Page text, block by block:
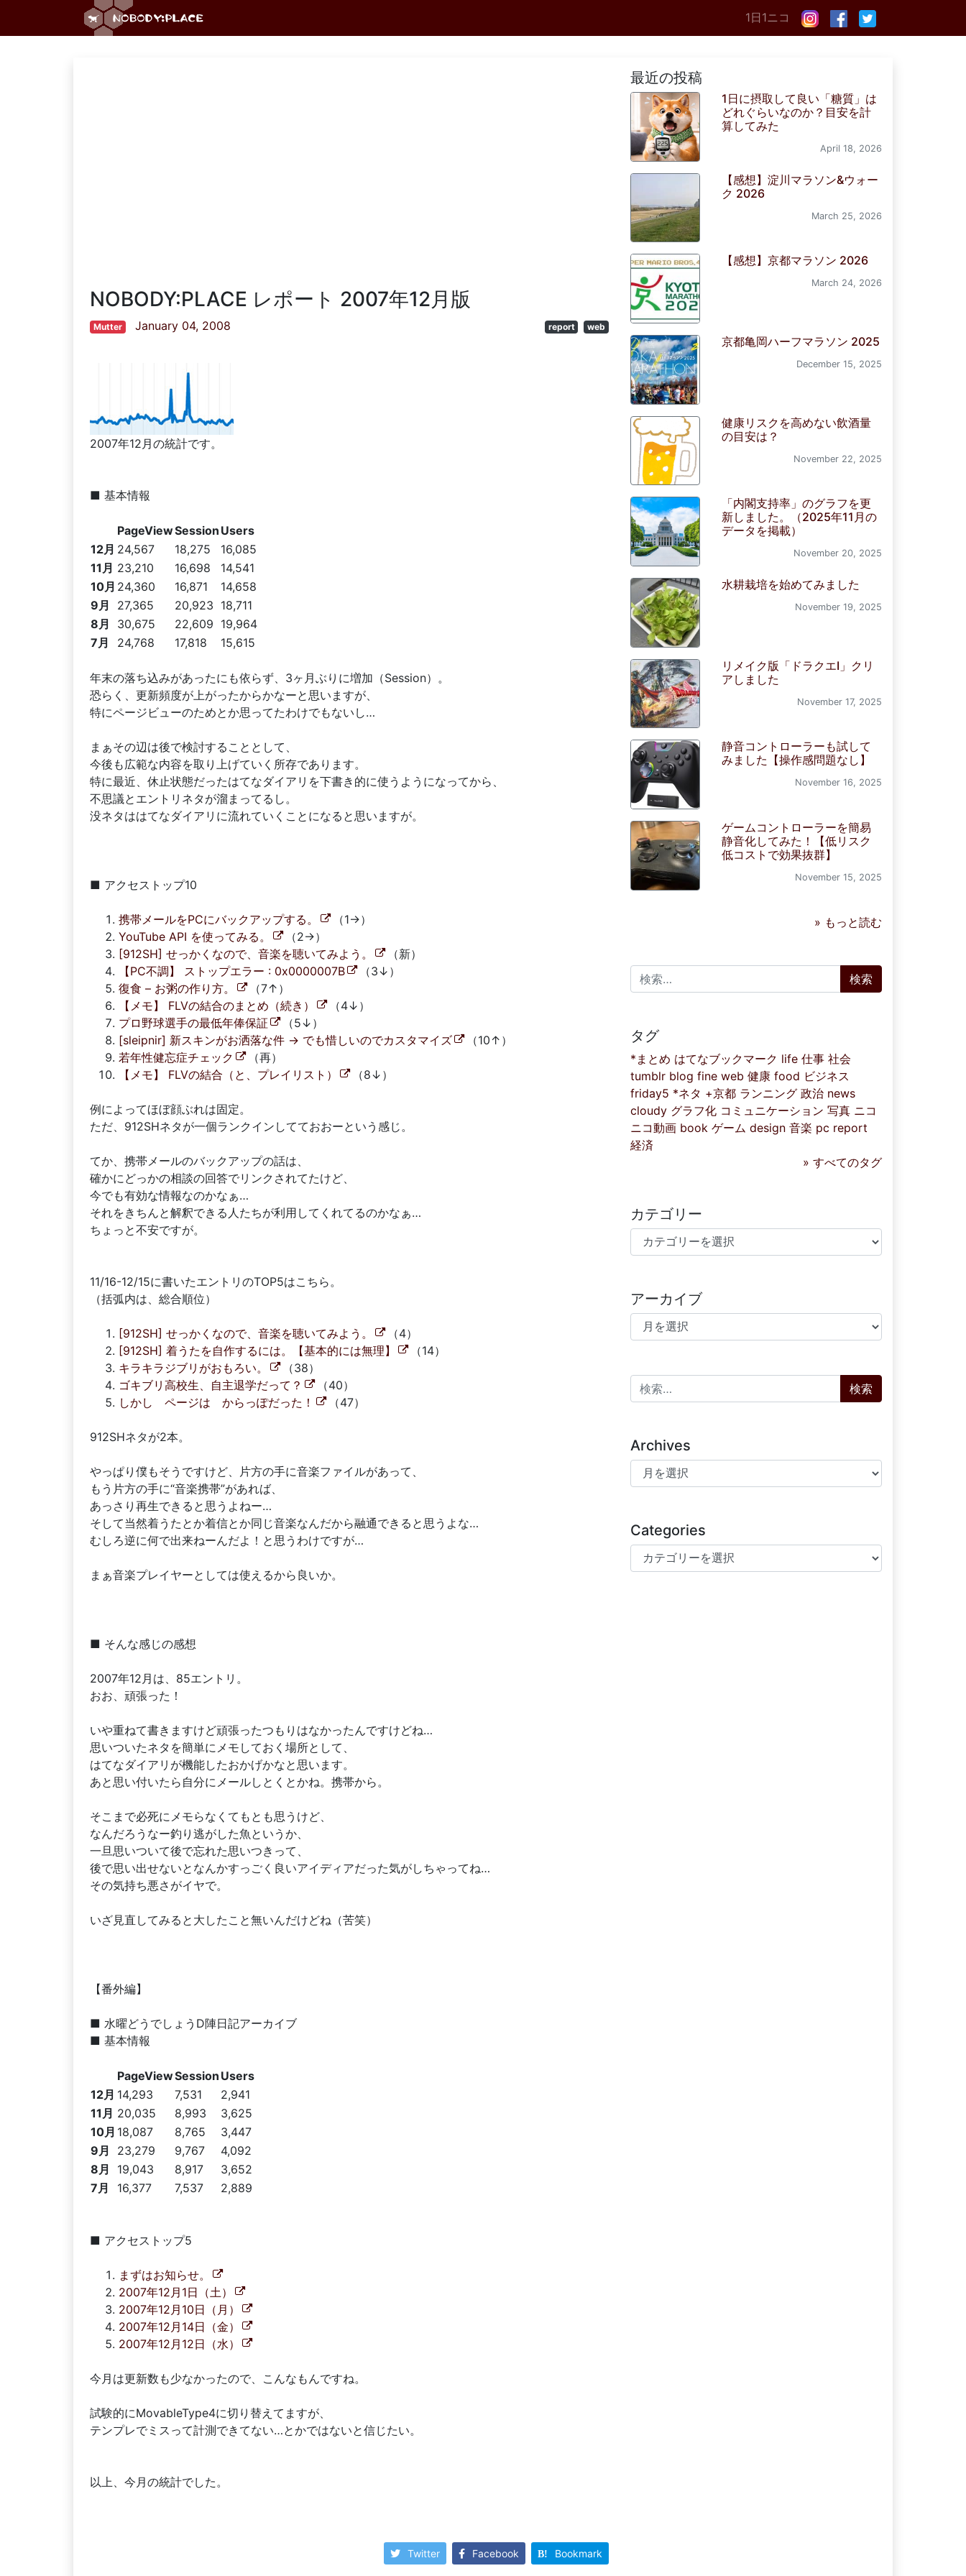
1日1ニコ
NOBODY:PLACE レポート 2007年12月版
Mutter January 04, 2008 report web
2007年12月の統計です。
■ 基本情報
PageViewSession Users
12月 24,567 18,275
16,085
11月 23,210 16,698
14,541
10月 24,360 16,871
14,658
9月
27,365 20,923 18,711
8月
30,675 22,609 19,964
7月
24,768 17,818 15,615
年末の落ち込みがあったにも依らず、3ヶ月ぶりに増加（Session）。
恐らく、更新頻度が上がったからかなーと思いますが、
特にページビューのためとか思ってたわけでもないし…
まぁその辺は後で検討することとして、
今後も広範な内容を取り上げていく所存であります。
特に最近、休止状態だったはてなダイアリを下書き的に使うようになってから、
不思議とエントリネタが溜まってるし。
没ネタははてなダイアリに流れていくことになると思いますが。
■ アクセストップ10
携帯メールをPCにバックアップする。
（1→）
YouTube API を使ってみる。
（2→）
[912SH] せっかくなので、音楽を聴いてみよう。
（新）
【PC不調】 ストップエラー : 0x0000007B
（3↓）
復食 – お粥の作り方。
（7↑）
【メモ】 FLVの結合のまとめ（続き）
（4↓）
プロ野球選手の最低年俸保証
（5↓）
[sleipnir] 新スキンがお洒落な件 → でも惜しいのでカスタマイズ
（10↑）
若年性健忘症チェック
（再）
【メモ】 FLVの結合（と、プレイリスト）
（8↓）
例によってほぼ顔ぶれは固定。
ただ、912SHネタが一個ランクインしてておおーという感じ。
てか、携帯メールのバックアップの話は、
確かにどっかの相談の回答でリンクされてたけど、
今でも有効な情報なのかなぁ…
それをきちんと解釈できる人たちが利用してくれてるのかなぁ…
ちょっと不安ですが。
11/16-12/15に書いたエントリのTOP5はこちら。
（括弧内は、総合順位）
[912SH] せっかくなので、音楽を聴いてみよう。
（4）
[912SH] 着うたを自作するには。【基本的には無理】
（14）
キラキラジブリがおもろい。
（38）
ゴキブリ高校生、自主退学だって？
（40）
しかし ページは からっぽだった！
（47）
912SHネタが2本。
やっぱり僕もそうですけど、片方の手に音楽ファイルがあって、
もう片方の手に“音楽携帯”があれば、
あっさり再生できると思うよねー…
そして当然着うたとか着信とか同じ音楽なんだから融通できると思うよな…
むしろ逆に何で出来ねーんだよ！と思うわけですが…
まぁ音楽プレイヤーとしては使えるから良いか。
■ そんな感じの感想
2007年12月は、85エントリ。
おお、頑張った！
いや重ねて書きますけど頑張ったつもりはなかったんですけどね…
思いついたネタを簡単にメモしておく場所として、
はてなダイアリが機能したおかげかなと思います。
あと思い付いたら自分にメールしとくとかね。携帯から。
そこまで必死にメモらなくてもとも思うけど、
なんだろうなー釣り逃がした魚というか、
一旦思いついて後で忘れた思いつきって、
後で思い出せないとなんかすっごく良いアイディアだった気がしちゃってね…
その気持ち悪さがイヤで。
いざ見直してみると大したこと無いんだけどね（苦笑）
【番外編】
■ 水曜どうでしょうD陣日記アーカイブ
■ 基本情報
PageViewSession Users
12月 14,293 7,531
2,941
11月 20,035 8,993
3,625
10月 18,087 8,765
3,447
9月
23,279 9,767
4,092
8月
19,043 8,917
3,652
7月
16,377 7,537 2,889
■ アクセストップ5
まずはお知らせ。
2007年12月1日（土）
2007年12月10日（月）
2007年12月14日（金）
2007年12月12日（水）
今月は更新数も少なかったので、こんなもんですね。
試験的にMovableType4に切り替えてますが、
テンプレでミスって計測できてない…とかではないと信じたい。
以上、今月の統計でした。
Twitter Facebook Bookmark
最近の投稿
1日に摂取して良い「糖質」は
どれぐらいなのか？目安を計
算してみた
April 18, 2026
【感想】淀川マラソン&ウォー
ク 2026
March 25, 2026
【感想】京都マラソン 2026
March 24, 2026
京都亀岡ハーフマラソン 2025
December 15, 2025
健康リスクを高めない飲酒量
の目安は？
November 22, 2025
「内閣支持率」のグラフを更
新しました。（2025年11月の
データを掲載）
November 20, 2025
水耕栽培を始めてみました
November 19, 2025
リメイク版「ドラクエI」クリ
アしました
November 17, 2025
静音コントローラーも試して
みました【操作感問題なし】
November 16, 2025
ゲームコントローラーを簡易
静音化してみた！【低リスク
低コストで効果抜群】
November 15, 2025
» もっと読む
検索:
タグ
*まとめ はてなブックマーク life 仕事 社会
tumblr blog fine web 健康 food ビジネス
friday5 *ネタ +京都 ランニング 政治 news
cloudy グラフ化 コミュニケーション 写真 ニコ
ニコ動画 book ゲーム design 音楽 pc report
経済
» すべてのタグ
カテゴリー
カテゴリー
アーカイブ
アーカイブ
検索:
Archives
Archives
Categories
Categories